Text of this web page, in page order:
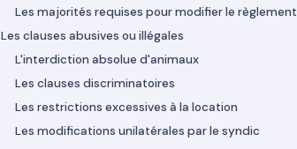
Les majorités requises pour modifier le règlement
Les clauses abusives ou illégales
L'interdiction absolue d'animaux
Les clauses discriminatoires
Les restrictions excessives à la location
Les modifications unilatérales par le syndic